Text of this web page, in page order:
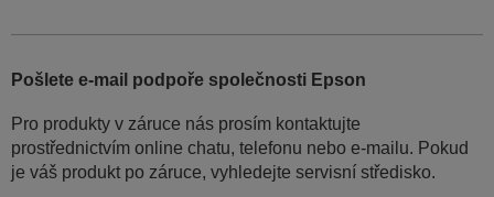
Pošlete e-mail podpoře společnosti Epson
Pro produkty v záruce nás prosím kontaktujte
prostřednictvím online chatu, telefonu nebo e-mailu. Pokud
je váš produkt po záruce, vyhledejte servisní středisko.